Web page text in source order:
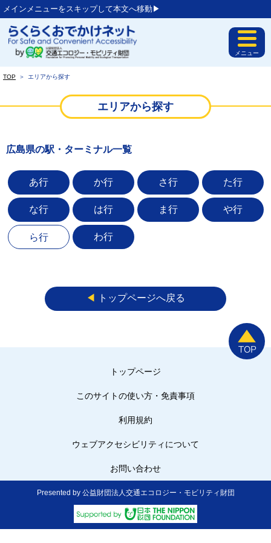
メインメニューをスキップして本文へ移動▶︎
メニュー
TOP ＞ エリアから探す
エリアから探す
広島県の駅・ターミナル一覧
あ行 か行 さ行 た行
な行 は行 ま行 や行
ら行 わ行
◀︎ トップページへ戻る
トップページ
このサイトの使い方・免責事項
利用規約
ウェブアクセシビリティについて
お問い合わせ
Presented by 公益財団法人交通エコロジー・モビリティ財団